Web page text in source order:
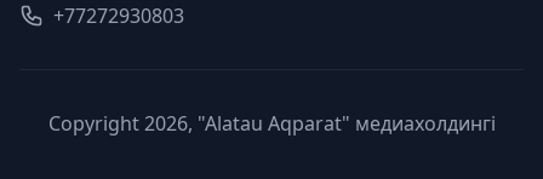
+77272930803
Copyright 2026, "Alatau Aqparat" медиахолдингі